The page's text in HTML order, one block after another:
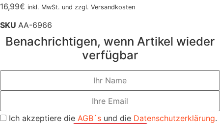
16,99€ inkl. MwSt. und zzgl. Versandkosten
SKU AA-6966
Benachrichtigen, wenn Artikel wieder
verfügbar
Ich akzeptiere die AGB´s und die Datenschutzerklärung.